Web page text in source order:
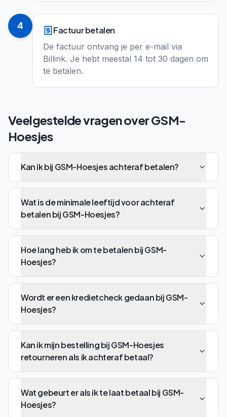
4 Factuur betalen
De factuur ontvang je per e-mail via
Billink. Je hebt meestal 14 tot 30 dagen om
te betalen.
Veelgestelde vragen overGSM-
Hoesjes
Kan ik bij GSM-Hoesjes achteraf betalen?
Wat is de minimale leeftijd voor achteraf
betalen bij GSM-Hoesjes?
Hoe lang heb ik om te betalen bij GSM-
Hoesjes?
Wordt er een kredietcheck gedaan bij GSM-
Hoesjes?
Kan ik mijn bestelling bij GSM-Hoesjes
retourneren als ik achteraf betaal?
Wat gebeurt er als ik te laat betaal bij GSM-
Hoesjes?